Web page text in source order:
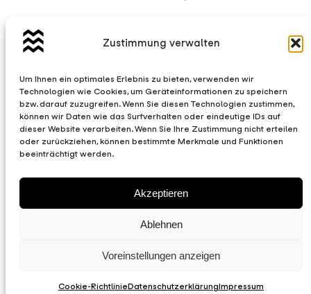
Zustimmung verwalten
Um Ihnen ein optimales Erlebnis zu bieten, verwenden wir
Technologien wie Cookies, um Geräteinformationen zu speichern
bzw. darauf zuzugreifen. Wenn Sie diesen Technologien zustimmen,
können wir Daten wie das Surfverhalten oder eindeutige IDs auf
dieser Website verarbeiten. Wenn Sie Ihre Zustimmung nicht erteilen
oder zurückziehen, können bestimmte Merkmale und Funktionen
beeinträchtigt werden.
Akzeptieren
Ablehnen
Voreinstellungen anzeigen
Cookie-RichtlinieDatenschutzerklärungImpressum